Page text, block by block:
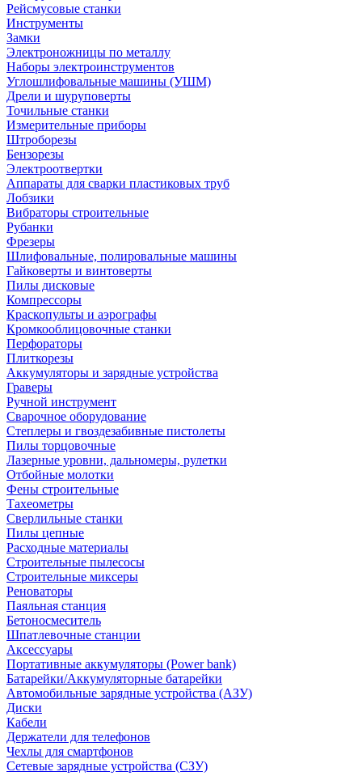
Рейсмусовые станки
Инструменты
Замки
Электроножницы по металлу
Наборы электроинструментов
Углошлифовальные машины (УШМ)
Дрели и шуруповерты
Точильные станки
Измерительные приборы
Штроборезы
Бензорезы
Электроотвертки
Аппараты для сварки пластиковых труб
Лобзики
Вибраторы строительные
Рубанки
Фрезеры
Шлифовальные, полировальные машины
Гайковерты и винтоверты
Пилы дисковые
Компрессоры
Краскопульты и аэрографы
Кромкооблицовочные станки
Перфораторы
Плиткорезы
Аккумуляторы и зарядные устройства
Граверы
Ручной инструмент
Сварочное оборудование
Степлеры и гвоздезабивные пистолеты
Пилы торцовочные
Лазерные уровни, дальномеры, рулетки
Отбойные молотки
Фены строительные
Тахеометры
Сверлильные станки
Пилы цепные
Расходные материалы
Строительные пылесосы
Строительные миксеры
Реноваторы
Паяльная станция
Бетоносмеситель
Шпатлевочные станции
Аксессуары
Портативные аккумуляторы (Power bank)
Батарейки/Аккумуляторные батарейки
Автомобильные зарядные устройства (АЗУ)
Диски
Кабели
Держатели для телефонов
Чехлы для смартфонов
Сетевые зарядные устройства (СЗУ)